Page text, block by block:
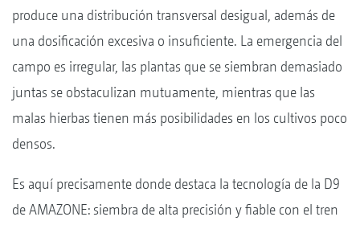
produce una distribución transversal desigual, además de
una dosificación excesiva o insuficiente. La emergencia del
campo es irregular, las plantas que se siembran demasiado
juntas se obstaculizan mutuamente, mientras que las
malas hierbas tienen más posibilidades en los cultivos poco
densos.
Es aquí precisamente donde destaca la tecnología de la D9
de AMAZONE: siembra de alta precisión y fiable con el tren